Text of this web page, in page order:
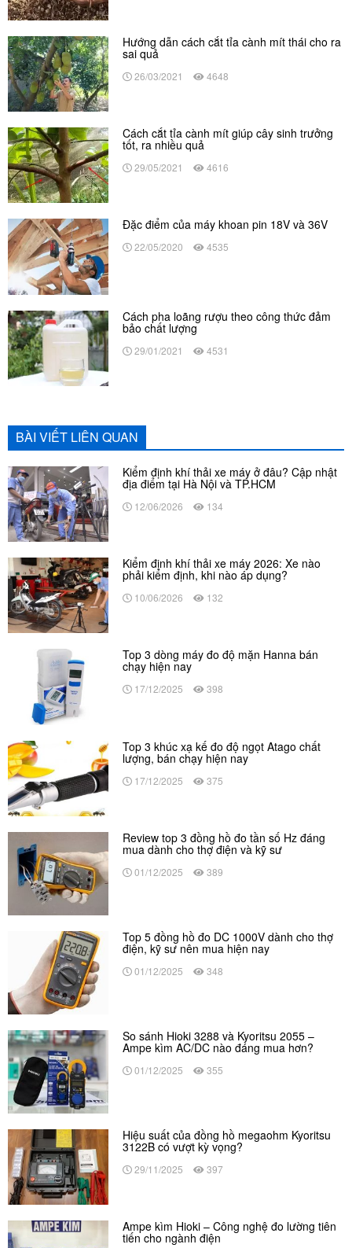
Hướng dẫn cách cắt tỉa cành mít thái cho ra
sai quả
26/03/2021 4648
Cách cắt tỉa cành mít giúp cây sinh trưởng
tốt, ra nhiều quả
29/05/2021 4616
Đặc điểm của máy khoan pin 18V và 36V
22/05/2020 4535
Cách pha loãng rượu theo công thức đảm
bảo chất lượng
29/01/2021 4531
BÀI VIẾT LIÊN QUAN
Kiểm định khí thải xe máy ở đâu? Cập nhật
địa điểm tại Hà Nội và TP.HCM
12/06/2026 134
Kiểm định khí thải xe máy 2026: Xe nào
phải kiểm định, khi nào áp dụng?
10/06/2026 132
Top 3 dòng máy đo độ mặn Hanna bán
chạy hiện nay
17/12/2025 398
Top 3 khúc xạ kế đo độ ngọt Atago chất
lượng, bán chạy hiện nay
17/12/2025 375
Review top 3 đồng hồ đo tần số Hz đáng
mua dành cho thợ điện và kỹ sư
01/12/2025 389
Top 5 đồng hồ đo DC 1000V dành cho thợ
điện, kỹ sư nên mua hiện nay
01/12/2025 348
So sánh Hioki 3288 và Kyoritsu 2055 –
Ampe kìm AC/DC nào đáng mua hơn?
01/12/2025 355
Hiệu suất của đồng hồ megaohm Kyoritsu
3122B có vượt kỳ vọng?
29/11/2025 397
Ampe kìm Hioki – Công nghệ đo lường tiên
tiến cho ngành điện